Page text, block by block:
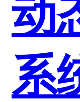
动
系